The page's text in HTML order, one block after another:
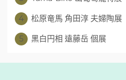
4 松原竜馬 角田淳 夫婦陶展
5 黑白円相 遠藤岳 個展